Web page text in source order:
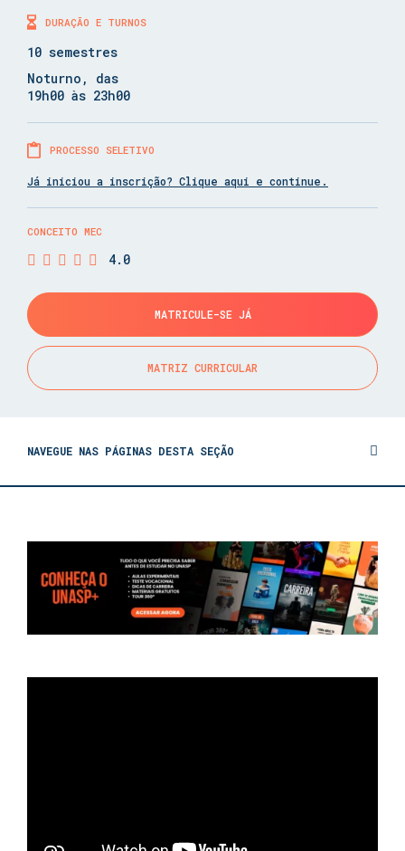
DURAÇÃO E TURNOS
10 semestres
Noturno, das
19h00 às 23h00
PROCESSO SELETIVO
Já iniciou a inscrição? Clique aqui e continue.
CONCEITO MEC
4.0
MATRICULE-SE JÁ
MATRIZ CURRICULAR
NAVEGUE NAS PÁGINAS DESTA SEÇÃO